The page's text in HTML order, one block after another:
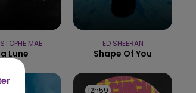
19h00 - 19h15
MACHINE - CHAMPAGNE FM
MAE
Lune
ED SHEERAN
Shape Of You
12h59
12h59